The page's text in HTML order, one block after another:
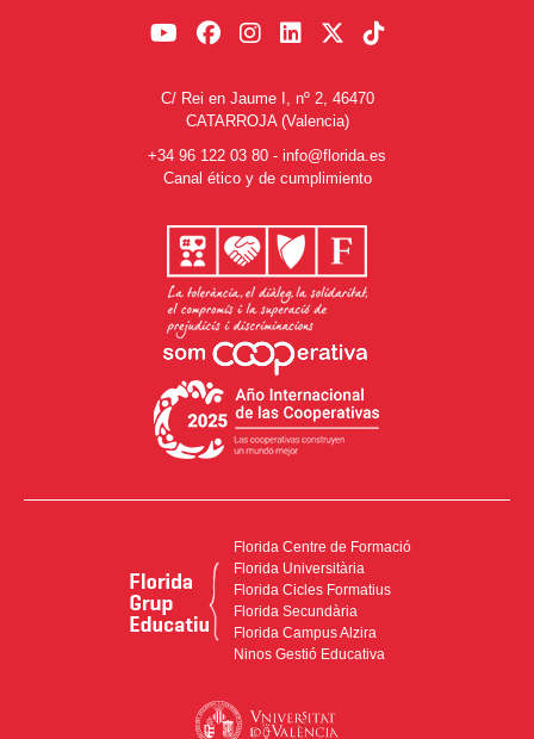
C/ Rei en Jaume I, nº 2, 46470
CATARROJA (Valencia)
+34 96 122 03 80 - info@florida.es
Canal ético y de cumplimiento
Florida Centre de Formació
Florida Universitària
Florida Cicles Formatius
Florida Secundària
Florida Campus Alzira
Ninos Gestió Educativa